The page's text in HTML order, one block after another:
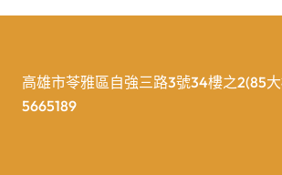
高雄市苓雅區自強三路3號34樓之2(85
5665189